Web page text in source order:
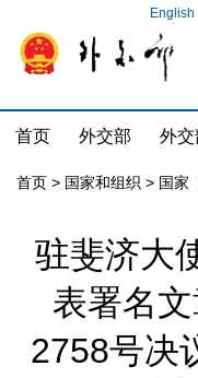
English
首页 外交部 外交
首页 > 国家和组织 > 国家
驻斐济大
表署名
2758号决